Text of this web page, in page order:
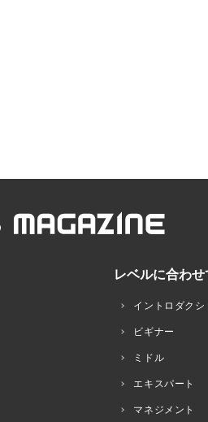
レベルに合わ
イントロダクシ
ビギナー
ミドル
エキスパート
マネジメント